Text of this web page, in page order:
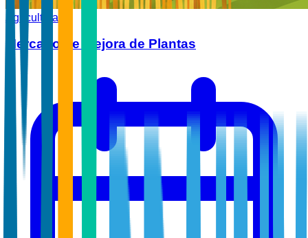
Agricultura
Mercado de Mejora de Plantas